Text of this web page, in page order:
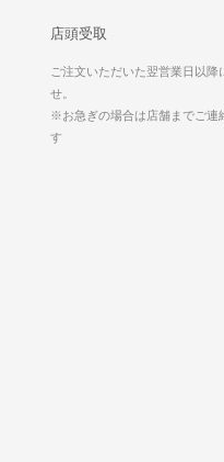
店頭受取
ご注文いただいた翌営業日以降
せ。
※お急ぎの場合は店舗までご連
す